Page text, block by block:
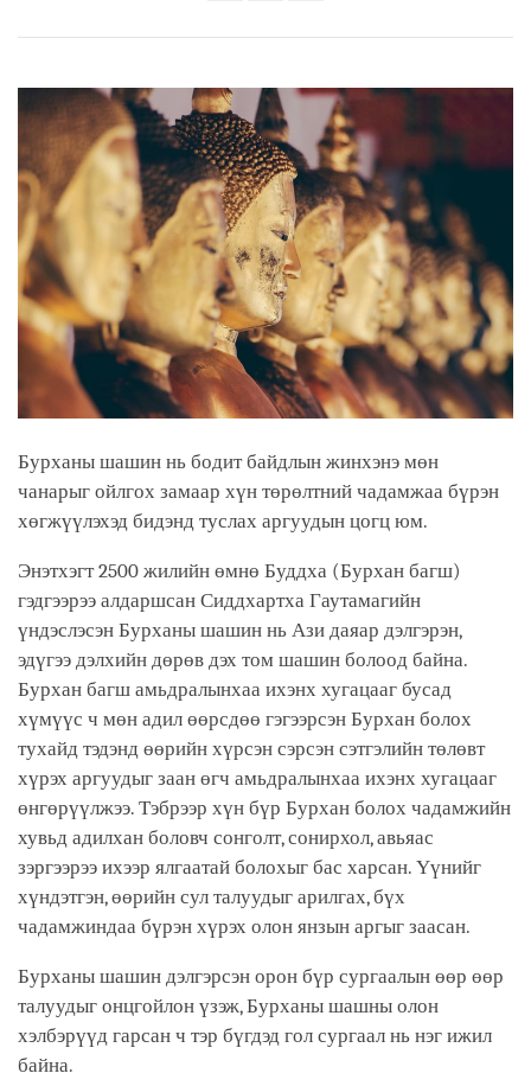
on
Бурханы шашин нь бодит байдлын жинхэнэ мөн
чанарыг ойлгох замаар хүн төрөлтний чадамжаа бүрэн
хөгжүүлэхэд бидэнд туслах аргуудын цогц юм.
Энэтхэгт 2500 жилийн өмнө Буддха (Бурхан багш)
гэдгээрээ алдаршсан Сиддхартха Гаутамагийн
үндэслэсэн Бурханы шашин нь Ази даяар дэлгэрэн,
эдүгээ дэлхийн дөрөв дэх том шашин болоод байна.
Бурхан багш амьдралынхаа ихэнх хугацааг бусад
хүмүүс ч мөн адил өөрсдөө гэгээрсэн Бурхан болох
тухайд тэдэнд өөрийн хүрсэн сэрсэн сэтгэлийн төлөвт
хүрэх аргуудыг заан өгч амьдралынхаа ихэнх хугацааг
өнгөрүүлжээ. Тэбрээр хүн бүр Бурхан болох чадамжийн
хувьд адилхан боловч сонголт, сонирхол, авьяас
зэргээрээ ихээр ялгаатай болохыг бас харсан. Үүнийг
хүндэтгэн, өөрийн сул талуудыг арилгах, бүх
чадамжиндаа бүрэн хүрэх олон янзын аргыг заасан.
Бурханы шашин дэлгэрсэн орон бүр сургаалын өөр өөр
талуудыг онцгойлон үзэж, Бурханы шашны олон
хэлбэрүүд гарсан ч тэр бүгдэд гол сургаал нь нэг ижил
байна.